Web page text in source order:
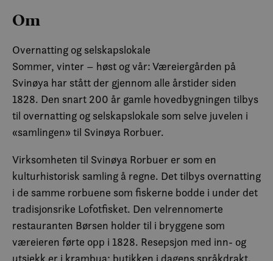
Om
Overnatting og selskapslokale
Sommer, vinter – høst og vår: Væreiergården på
Svinøya har stått der gjennom alle årstider siden
1828. Den snart 200 år gamle hovedbygningen tilbys
til overnatting og selskapslokale som selve juvelen i
«samlingen» til Svinøya Rorbuer.
Virksomheten til Svinøya Rorbuer er som en
kulturhistorisk samling å regne. Det tilbys overnatting
i de samme rorbuene som fiskerne bodde i under det
tradisjonsrike Lofotfisket. Den velrennomerte
restauranten Børsen holder til i bryggene som
væreieren førte opp i 1828. Resepsjon med inn- og
utsjekk er i krambua; butikken i dagens språkdrakt.